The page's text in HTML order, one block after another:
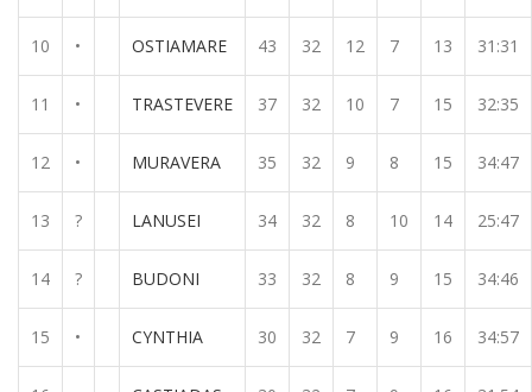
10 • OSTIAMARE 43 32 12 7 13 31:31
11 • TRASTEVERE 37 32 10 7 15 32:35
12 • MURAVERA 35 32 9 8 15 34:47
13 ? LANUSEI 34 32 8 10 14 25:47
14 ? BUDONI 33 32 8 9 15 34:46
15 • CYNTHIA 30 32 7 9 16 34:57